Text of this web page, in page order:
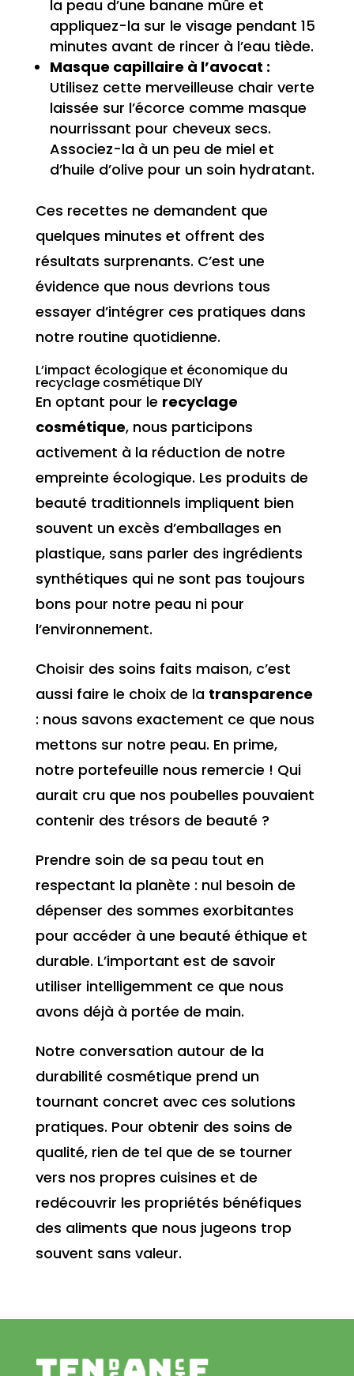
la peau d’une banane mûre et
appliquez-la sur le visage pendant 15
minutes avant de rincer à l’eau tiède.
Masque capillaire à l’avocat :
Utilisez cette merveilleuse chair verte
laissée sur l’écorce comme masque
nourrissant pour cheveux secs.
Associez-la à un peu de miel et
d’huile d’olive pour un soin hydratant.
Ces recettes ne demandent que
quelques minutes et offrent des
résultats surprenants. C’est une
évidence que nous devrions tous
essayer d’intégrer ces pratiques dans
notre routine quotidienne.
L’impact écologique et économique du
recyclage cosmétique DIY
En optant pour le recyclage
cosmétique, nous participons
activement à la réduction de notre
empreinte écologique. Les produits de
beauté traditionnels impliquent bien
souvent un excès d’emballages en
plastique, sans parler des ingrédients
synthétiques qui ne sont pas toujours
bons pour notre peau ni pour
l’environnement.
Choisir des soins faits maison, c’est
aussi faire le choix de la transparence
: nous savons exactement ce que nous
mettons sur notre peau. En prime,
notre portefeuille nous remercie ! Qui
aurait cru que nos poubelles pouvaient
contenir des trésors de beauté ?
Prendre soin de sa peau tout en
respectant la planète : nul besoin de
dépenser des sommes exorbitantes
pour accéder à une beauté éthique et
durable. L’important est de savoir
utiliser intelligemment ce que nous
avons déjà à portée de main.
Notre conversation autour de la
durabilité cosmétique prend un
tournant concret avec ces solutions
pratiques. Pour obtenir des soins de
qualité, rien de tel que de se tourner
vers nos propres cuisines et de
redécouvrir les propriétés bénéfiques
des aliments que nous jugeons trop
souvent sans valeur.